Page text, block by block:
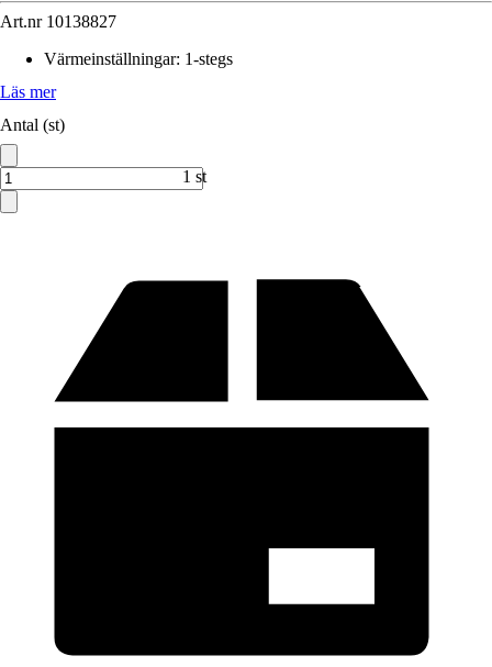
Art.nr 10138827
Värmeinställningar: 1-stegs
Läs mer
Antal (st)
1 st